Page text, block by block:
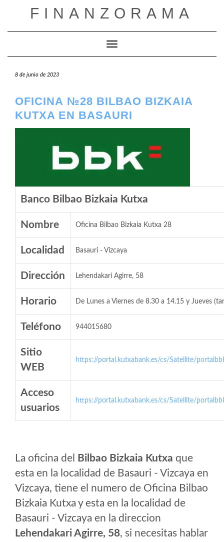
FINANZORAMA
Cambiar modo de navegación
8 de junio de 2023
OFICINA №28 BILBAO BIZKAIA
KUTXA EN BASAURI
Banco Bilbao Bizkaia Kutxa
Nombre Oficina Bilbao Bizkaia Kutxa 28
Localidad Basauri - Vizcaya
Dirección Lehendakari Agirre, 58
Horario De Lunes a Viernes de 8.30 a 14.15 y Jueves
Teléfono 944015680
Sitio
WEB
https://portal.kutxabank.es/cs/Satellite/
Acceso
usuarios
https://portal.kutxabank.es/cs/Satellite/
La oficina del Bilbao Bizkaia Kutxa que
esta en la localidad de Basauri - Vizcaya en
Vizcaya, tiene el numero de Oficina Bilbao
Bizkaia Kutxa y esta en la localidad de
Basauri - Vizcaya en la direccion
Lehendakari Agirre, 58, si necesitas hablar